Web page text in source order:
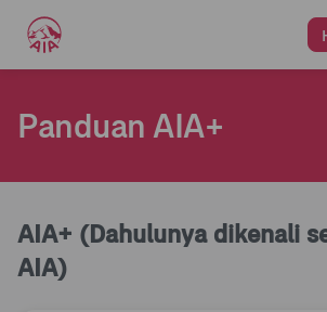
Panduan AIA+
AIA+ (Dahulunya dikenali
AIA)